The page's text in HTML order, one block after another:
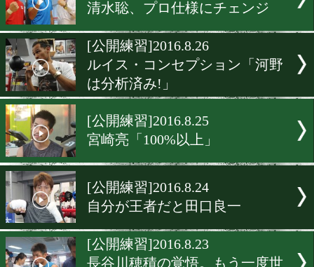
[公開練習]2016.8.28
井上尚弥、拳は問題なし
[公開練習]2016.8.27
清水聡、プロ仕様にチェン
[公開練習]2016.8.26
ルイス・コンセプション「
は分析済み!」
[公開練習]2016.8.25